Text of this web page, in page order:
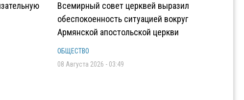
Всемирный совет церквей выразил
обеспокоенность ситуацией вокруг
Армянской апостольской церкви
ОБЩЕСТВО
08 Августа 2026 - 03:49